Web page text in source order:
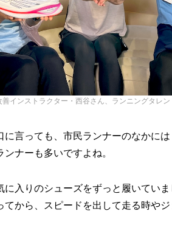
インストラクター・西谷さん、ランニングタレ
に言っても、市民ランナーのなかに
ナーも多いですよね。
に入りのシューズをずっと履いてい
てから、スピードを出して走る時や